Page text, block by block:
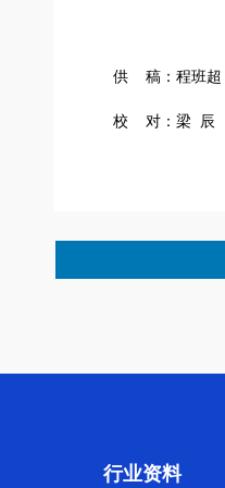
供 稿：程班超
校 对：梁 辰
行业资料